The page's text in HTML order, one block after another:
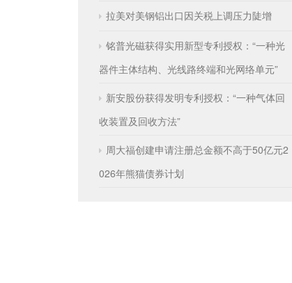
拉美对美钢铝出口因关税上调压力陡增
铭普光磁获得实用新型专利授权：“一种光
器件主体结构、光线路终端和光网络单元”
新安股份获得发明专利授权：“一种气体回
收装置及回收方法”
周大福创建申请注册总金额不高于50亿元2
026年熊猫债券计划